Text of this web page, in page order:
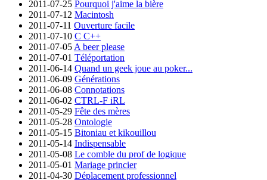
2011-07-25 Pourquoi j'aime la bière
2011-07-12 Macintosh
2011-07-11 Ouverture facile
2011-07-10 C C++
2011-07-05 A beer please
2011-07-01 Téléportation
2011-06-14 Quand un geek joue au poker...
2011-06-09 Générations
2011-06-08 Connotations
2011-06-02 CTRL-F iRL
2011-05-29 Fête des mères
2011-05-28 Ontologie
2011-05-15 Bitoniau et kikouillou
2011-05-14 Indispensable
2011-05-08 Le comble du prof de logique
2011-05-01 Mariage princier
2011-04-30 Déplacement professionnel